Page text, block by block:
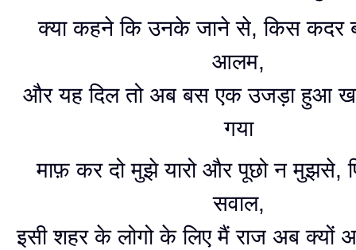
क्या कहने कि उनके जाने से, किस कदर
आलम,
और यह दिल तो अब बस एक उजड़ा हुआ
गया
माफ़ कर दो मुझे यारो और पूछो न मुझसे,
सवाल,
इसी शहर के लोगो के लिए मैं राज अब क्यों